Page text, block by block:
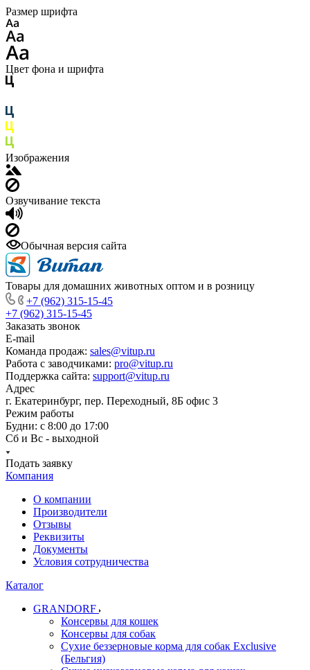
Размер шрифта
Цвет фона и шрифта
Изображения
Озвучивание текста
Обычная версия сайта
Товары для домашних животных оптом и в розницу
+7 (962) 315-15-45
+7 (962) 315-15-45
Заказать звонок
E-mail
Команда продаж: sales@vitup.ru
Работа с заводчиками: pro@vitup.ru
Поддержка сайта: support@vitup.ru
Адрес
г. Екатеринбург, пер. Переходный, 8Б офис 3
Режим работы
Будни: с 8:00 до 17:00
Сб и Вс - выходной
Подать заявку
Компания
О компании
Производители
Отзывы
Реквизиты
Документы
Условия сотрудничества
Каталог
GRANDORF
Консервы для кошек
Консервы для собак
Сухие беззерновые корма для собак Exclusive
(Бельгия)